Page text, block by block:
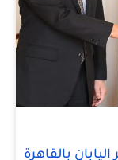
بالقاهرة